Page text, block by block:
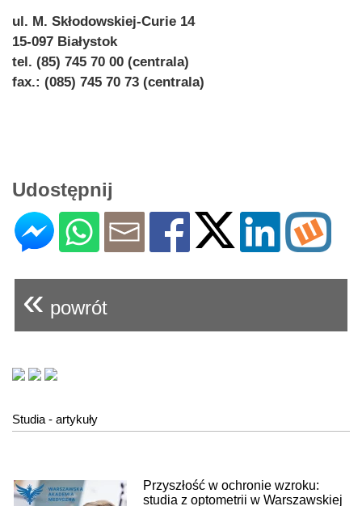
ul. M. Skłodowskiej-Curie 14
15-097 Białystok
tel. (85) 745 70 00 (centrala)
fax.: (085) 745 70 73 (centrala)
Udostępnij
« powrót
Studia - artykuły
Przyszłość w ochronie wzroku:
studia z optometrii w Warszawskiej